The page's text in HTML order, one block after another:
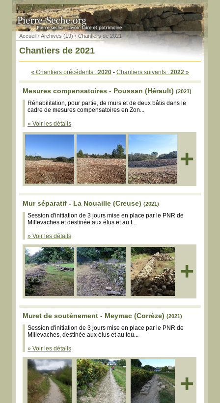
Accueil › Archives (19)› Chantiers de 2021
Chantiers de 2021
« Chantiers précédents : 2020 - Chantiers suivants : 2022 »
Mesures compensatoires - Poussan (Hérault) (2021)
Réhabilitation, pour partie, de murs et de deux bâtis dans le
cadre de mesures compensatoires en Zon...
» Voir les détails
+
Mur séparatif - La Nouaille (Creuse) (2021)
Session d'initiation de 3 jours mise en place par le PNR de
Millevaches et destinée aux élus et au t...
» Voir les détails
+
Muret de soutènement - Meymac (Corrèze) (2021)
Session d'initiation de 3 jours mise en place par le PNR de
Millevaches, destinée aux élus et au tou...
» Voir les détails
+